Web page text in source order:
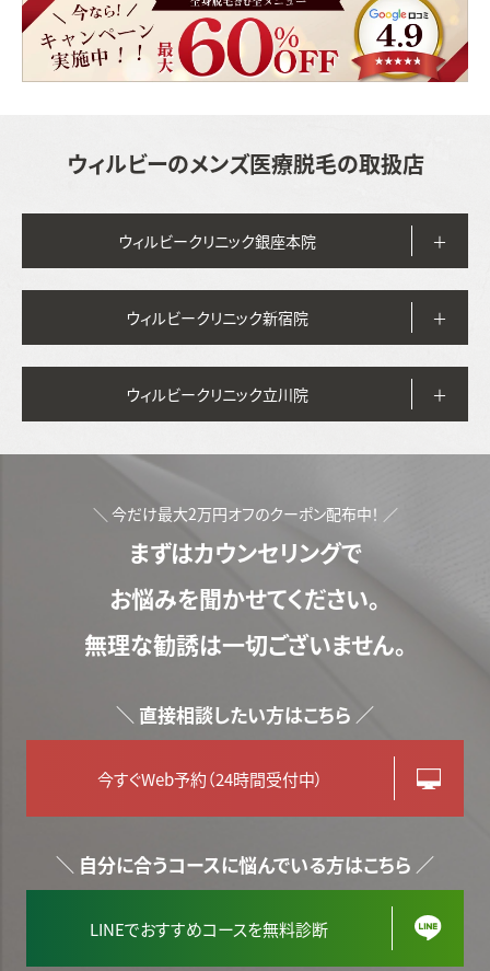
ビ
ー
毛
ウィルビーのメンズ医療脱毛の取扱店
ウィルビークリニック銀座本院
ウィルビークリニック新宿院
ウィルビークリニック立川院
＼ 今だけ最大2万円オフのクーポン配布中！ ／
まずはカウンセリングで
お悩みを聞かせてください。
無理な勧誘は一切ございません。
＼ 直接相談したい方はこちら ／
今すぐWeb予約（24時間受付中）
＼ 自分に合うコースに悩んでいる方はこちら ／
LINEでおすすめコースを無料診断